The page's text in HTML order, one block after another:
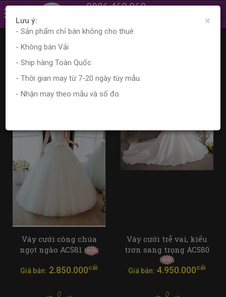
0906.468.862
Trang chủ Sản phẩm Tìm kiếm sản phẩm
Kết quả tìm kiếm
Váy cưới công chúa
ngọt ngào AC581
Giá bán: 2.850.000cái
Váy cưới trễ vai, kiểu
trơn sang trọng AC580
Giá bán: 4.950.000cái
×
Lưu ý:
- Sản phẩm chỉ bán không cho thuê
- Không bán Vải
- Ship hàng Toàn Quốc
- Thời gian may từ 7-20 ngày tùy mẫu.
- Nhận may theo mẫu và số đo.